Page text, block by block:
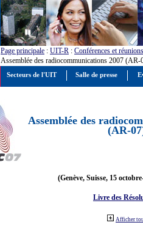
Page principale : UIT-R : Conférences et réunions
Assemblée des radiocommunications 2007 (AR-
Assemblée des
(AR-
(Genève, Suisse, 15
Livre des
Afficher
Secteurs de l'UIT Salle de presse